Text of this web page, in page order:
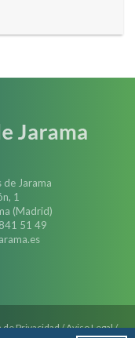
Jarama
1
(Madrid)
51 49
de Privacidad/Aviso Legal/